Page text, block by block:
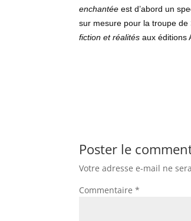
enchantéeest d’abord un
sur mesure pour la troupe
fiction et réalitésaux éditions
Poster le
Votre adresse e-mail ne
Commentaire*